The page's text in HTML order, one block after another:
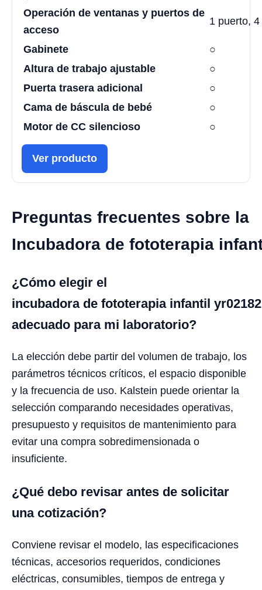
Operación de ventanas y puertos de
acceso
1 puerto,
Gabinete
○
Altura de trabajo ajustable
○
Puerta trasera adicional
○
Cama de báscula de bebé
○
Motor de CC silencioso
○
Ver producto
Preguntas frecuentes sobre la
Incubadora de fototerapia
¿Cómo elegir el
incubadora de fototerapia infantil yr02182
adecuado para mi laboratorio?
La elección debe partir del volumen de trabajo, los
parámetros técnicos críticos, el espacio disponible
y la frecuencia de uso. Kalstein puede orientar la
selección comparando necesidades operativas,
presupuesto y requisitos de mantenimiento para
evitar una compra sobredimensionada o
insuficiente.
¿Qué debo revisar antes de solicitar
una cotización?
Conviene revisar el modelo, las especificaciones
técnicas, accesorios requeridos, condiciones
eléctricas, consumibles, tiempos de entrega y